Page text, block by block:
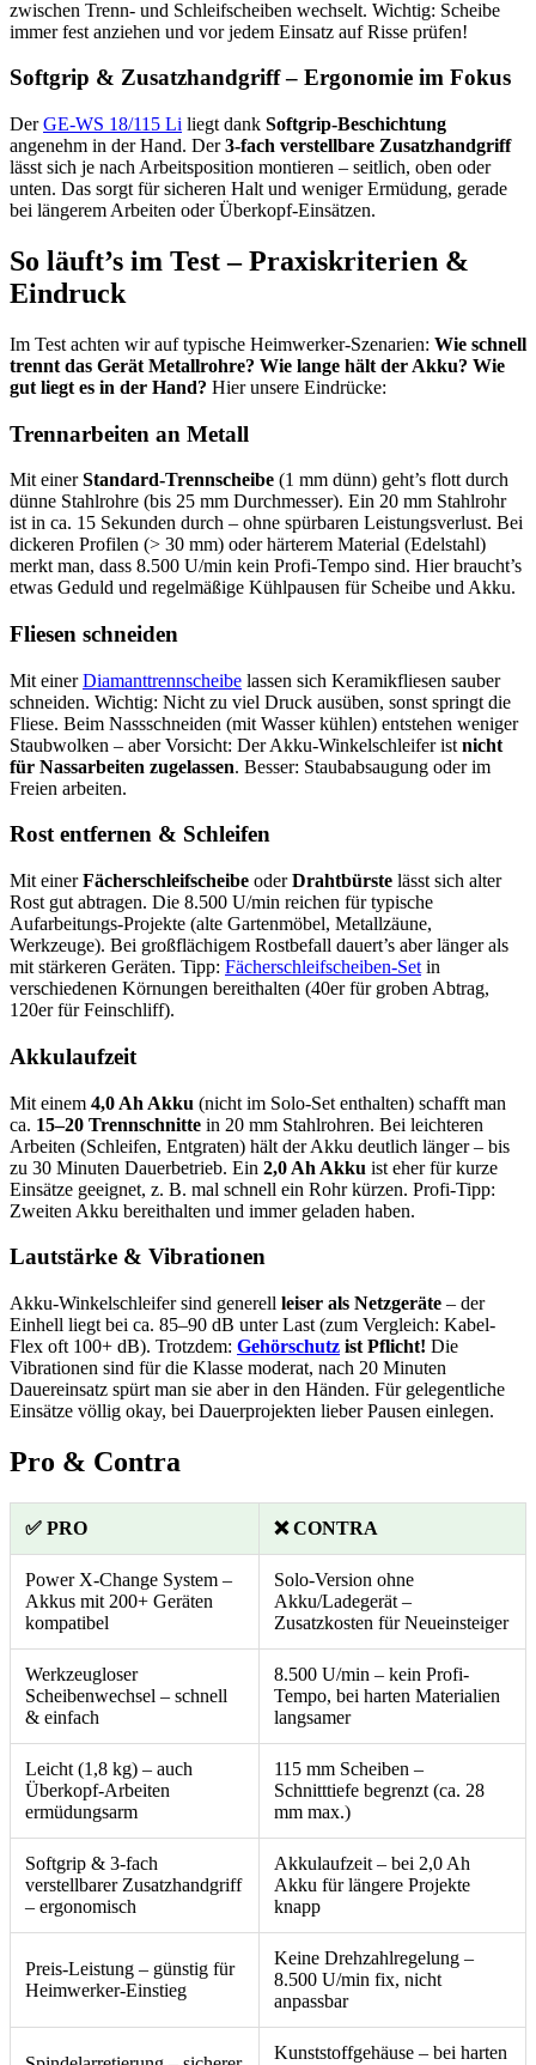
zwischen Trenn- und Schleifscheiben wechselt. Wichtig: Scheibe
immer fest anziehen und vor jedem Einsatz auf Risse prüfen!
Softgrip & Zusatzhandgriff – Ergonomie im Fokus
DerGE-WS 18/115 Li liegt dank Softgrip-Beschichtung
angenehm in der Hand. Der3-fach verstellbare Zusatzhandgriff
lässt sich je nach Arbeitsposition montieren – seitlich, oben oder
unten. Das sorgt für sicheren Halt und weniger Ermüdung, gerade
bei längerem Arbeiten oder Überkopf-Einsätzen.
So läuft’s im Test – Praxiskriterien &
Eindruck
Im Test achten wir auf typische Heimwerker-Szenarien: Wie schnell
trennt das Gerät Metallrohre? Wie lange hält der Akku? Wie
gut liegt es in der Hand? Hier unsere Eindrücke:
Trennarbeiten an Metall
Mit einerStandard-Trennscheibe (1 mm dünn) geht’s flott durch
dünne Stahlrohre (bis 25 mm Durchmesser). Ein 20 mm Stahlrohr
ist in ca. 15 Sekunden durch – ohne spürbaren Leistungsverlust. Bei
dickeren Profilen (> 30 mm) oder härterem Material (Edelstahl)
merkt man, dass 8.500 U/min kein Profi-Tempo sind. Hier braucht’s
etwas Geduld und regelmäßige Kühlpausen für Scheibe und Akku.
Fliesen schneiden
Mit einerDiamanttrennscheibe lassen sich Keramikfliesen sauber
schneiden. Wichtig: Nicht zu viel Druck ausüben, sonst springt die
Fliese. Beim Nassschneiden (mit Wasser kühlen) entstehen weniger
Staubwolken – aber Vorsicht: Der Akku-Winkelschleifer ist nicht
für Nassarbeiten zugelassen. Besser: Staubabsaugung oder im
Freien arbeiten.
Rost entfernen & Schleifen
Mit einerFächerschleifscheibe oderDrahtbürste lässt sich alter
Rost gut abtragen. Die 8.500 U/min reichen für typische
Aufarbeitungs-Projekte (alte Gartenmöbel, Metallzäune,
Werkzeuge). Bei großflächigem Rostbefall dauert’s aber länger als
mit stärkeren Geräten. Tipp: Fächerschleifscheiben-Set in
verschiedenen Körnungen bereithalten (40er für groben Abtrag,
120er für Feinschliff).
Akkulaufzeit
Mit einem 4,0 Ah Akku (nicht im Solo-Set enthalten) schafft man
ca. 15–20 Trennschnitte in 20 mm Stahlrohren. Bei leichteren
Arbeiten (Schleifen, Entgraten) hält der Akku deutlich länger – bis
zu 30 Minuten Dauerbetrieb. Ein 2,0 Ah Akku ist eher für kurze
Einsätze geeignet, z. B. mal schnell ein Rohr kürzen. Profi-Tipp:
Zweiten Akku bereithalten und immer geladen haben.
Lautstärke & Vibrationen
Akku-Winkelschleifer sind generell leiser als Netzgeräte – der
Einhell liegt bei ca. 85–90 dB unter Last (zum Vergleich: Kabel-
Flex oft 100+ dB). Trotzdem: Gehörschutz ist Pflicht! Die
Vibrationen sind für die Klasse moderat, nach 20 Minuten
Dauereinsatz spürt man sie aber in den Händen. Für gelegentliche
Einsätze völlig okay, bei Dauerprojekten lieber Pausen einlegen.
Pro & Contra
✅ PRO ❌ CONTRA
Power X-Change System –
Akkus mit 200+ Geräten
kompatibel
Solo-Version ohne
Akku/Ladegerät –
Zusatzkosten für Neueinsteiger
Werkzeugloser
Scheibenwechsel – schnell
& einfach
8.500 U/min – kein Profi-
Tempo, bei harten Materialien
langsamer
Leicht (1,8 kg) – auch
Überkopf-Arbeiten
ermüdungsarm
115 mm Scheiben –
Schnitttiefe begrenzt (ca. 28
mm max.)
Softgrip & 3-fach
verstellbarer Zusatzhandgriff
– ergonomisch
Akkulaufzeit – bei 2,0 Ah
Akku für längere Projekte
knapp
Preis-Leistung – günstig für
Heimwerker-Einstieg
Keine Drehzahlregelung –
8.500 U/min fix, nicht
anpassbar
Kunststoffgehäuse – bei harten